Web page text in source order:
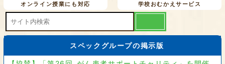
オンライン授業にも対応 学校おむかえサービス
スペックグループの掲示版